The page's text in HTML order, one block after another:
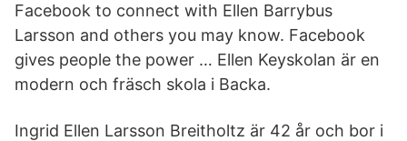
Facebook to connect with Ellen Barrybus
Larsson and others you may know. Facebook
gives people the power … Ellen Keyskolan är en
modern och fräsch skola i Backa.
Ingrid Ellen Larsson Breitholtz är 42 år och bor i